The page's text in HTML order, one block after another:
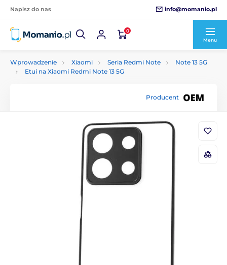
Napisz do nas info@momanio.pl
0
Menu
Wprowadzenie Xiaomi Seria Redmi Note
Note 13 5G
Etui na Xiaomi Redmi Note 13 5G
Producent